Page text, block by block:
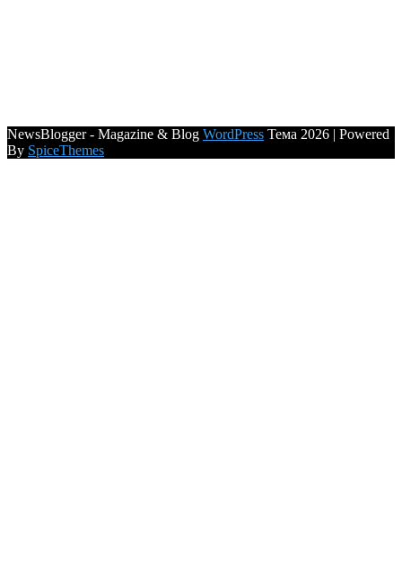
NewsBlogger - Magazine & Blog WordPress Тема 2026 | Powered
By SpiceThemes